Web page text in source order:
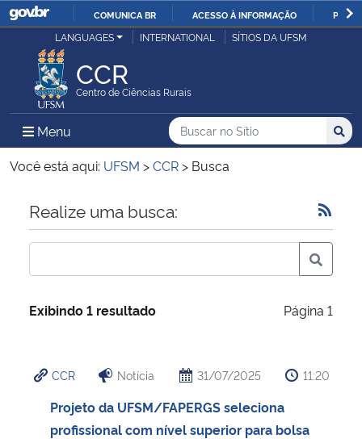
IR
COMUNICA BR ACESSO À INFORMAÇÃO
Ministério da Justiça e Segurança Pública
Ministério da Defesa
Ministério das Relações Exteriores
Ministério da Economia
Ministério da Infraestrutura
Ministério da Cidadania
Ministério da Saúde
LANGUAGES INTERNATIONAL SÍTIOS DA UFSM
CCR
Centro de Ciências Rurais
Menu Menu Principal do Sítio
Busca
Buscar no no Sítio
Busca:
Você está aqui: UFSM >CCR > Busca
Início do conteúdo
Realize uma busca:
Exibindo 1 resultado Página 1
CCR Notícia 31/07/2025 11:20
Projeto da UFSM/FAPERGS seleciona
profissional com nível superior para bolsa